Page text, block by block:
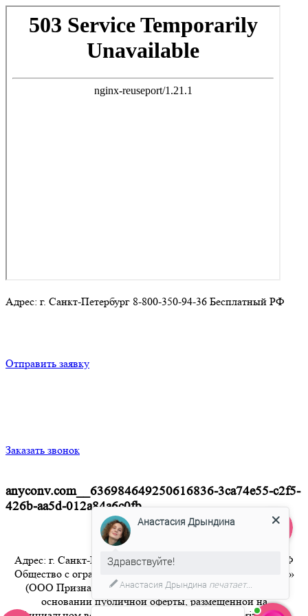
Адрес: г. Санкт-Петербург 8-800-350-94-36 Бесплатный РФ
Отправить заявку
Заказать звонок
anyconv.com__636984649250616836-3ca74e55-c2f5-
426b-aa5d-012a84a6c0fb
Адрес: г. Санкт-Петербург 8-800-350-94-36 Бесплатный РФ
Общество с ограниченной ответственностью «Признание»
(ООО Признание) осуществляет свою деятельность на
основании публичной оферты, размещенной на
Анастасия Дрындина
Здравствуйте!
Анастасия Дрындина печатает...